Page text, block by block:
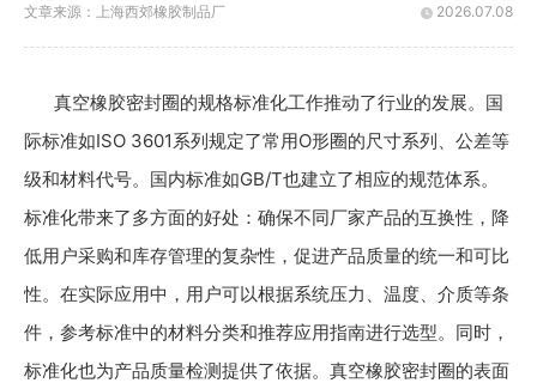
2026.07.08
文章来源： 上海西郊橡胶制品厂
真空橡胶密封圈的规格标准化工作推动了行业的发展。国
际标准如ISO 3601系列规定了常用O形圈的尺寸系列、公差等
级和材料代号。国内标准如GB/T也建立了相应的规范体系。
标准化带来了多方面的好处：确保不同厂家产品的互换性，降
低用户采购和库存管理的复杂性，促进产品质量的统一和可比
性。在实际应用中，用户可以根据系统压力、温度、介质等条
件，参考标准中的材料分类和推荐应用指南进行选型。同时，
标准化也为产品质量检测提供了依据。真空橡胶密封圈的表面